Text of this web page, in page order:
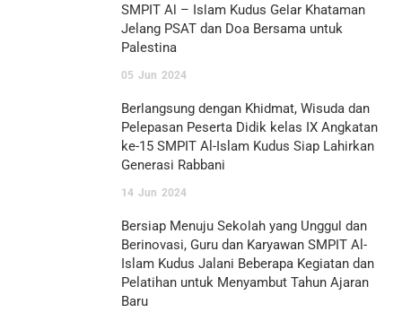
SMPIT Al – Islam Kudus Gelar Khataman
Jelang PSAT dan Doa Bersama untuk
Palestina
05 Jun 2024
Berlangsung dengan Khidmat, Wisuda dan
Pelepasan Peserta Didik kelas IX Angkatan
ke-15 SMPIT Al-Islam Kudus Siap Lahirkan
Generasi Rabbani
14 Jun 2024
Bersiap Menuju Sekolah yang Unggul dan
Berinovasi, Guru dan Karyawan SMPIT Al-
Islam Kudus Jalani Beberapa Kegiatan dan
Pelatihan untuk Menyambut Tahun Ajaran
Baru